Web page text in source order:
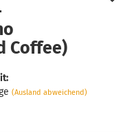
Coffee)
(Ausland abweichend)